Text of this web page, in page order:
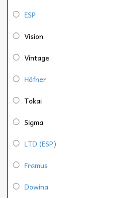
ESP
Vision
Vintage
Höfner
Tokai
Sigma
LTD (ESP)
Framus
Dowina